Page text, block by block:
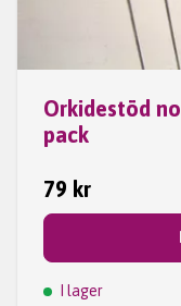
Orkidestöd
pack
79 kr
I lager